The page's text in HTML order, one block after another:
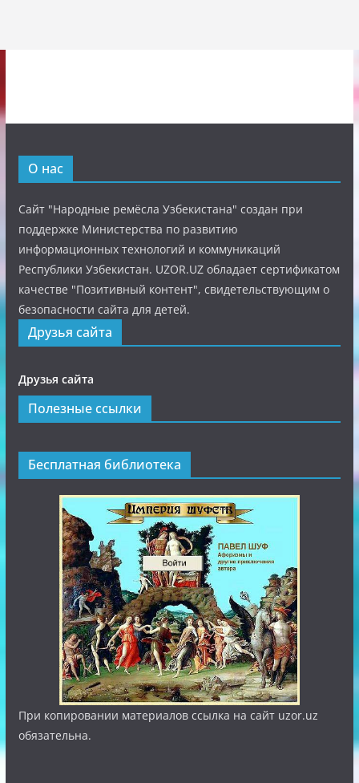
О нас
Сайт "Народные ремёсла Узбекистана" создан при
поддержке Министерства по развитию
информационных технологий и коммуникаций
Республики Узбекистан. UZOR.UZ обладает сертификатом
качестве "Позитивный контент", свидетельствующим о
безопасности сайта для детей.
Друзья сайта
Друзья сайта
Полезные ссылки
Бесплатная библиотека
При копировании материалов ссылка на сайт uzor.uz
обязательна.